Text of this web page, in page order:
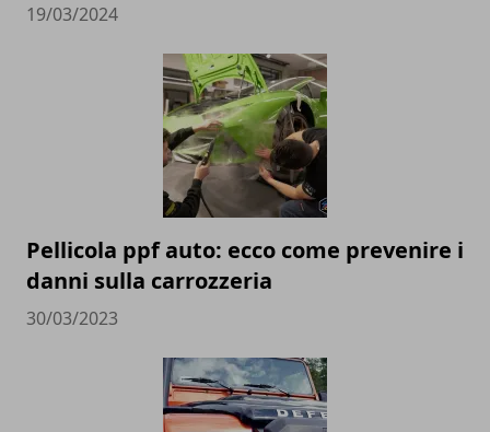
19/03/2024
Pellicola ppf auto: ecco come prevenire i
danni sulla carrozzeria
30/03/2023